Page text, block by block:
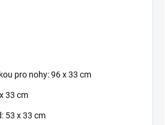
pro nohy: 96 x 33 cm
33 cm
53 x 33 cm